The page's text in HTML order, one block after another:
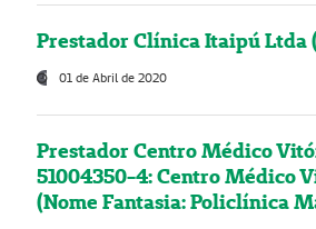
Prestador Clínica Itaipú Ltda
01 de Abril de 2020
Prestador Centro Médico
51004350-4: Centro Médico
(Nome Fantasia: Policlínica